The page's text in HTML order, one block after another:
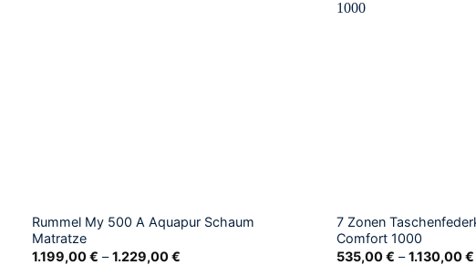
Rummel My 500 A Aquapur Schaum
Matratze
1.199,00€ –1.229,00€
7 Zonen
Comfort 1000
535,00€ –1.130,00€